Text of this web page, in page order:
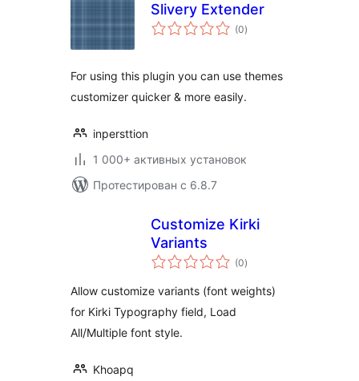
Slivery Extender
(0общий
рейтинг
)
For using this plugin you can use themes
customizer quicker & more easily.
inpersttion
1 000+ активных установок
Протестирован с 6.8.7
Customize Kirki
Variants
(0общий
рейтинг
)
Allow customize variants (font weights)
for Kirki Typography field, Load
All/Multiple font style.
Khoapq